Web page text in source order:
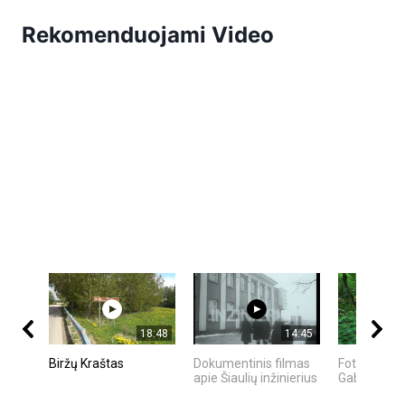
Rekomenduojami Video
18:48
Biržų Kraštas
14:45
Dokumentinis filmas
apie Šiaulių inžinierius
Gabrielius